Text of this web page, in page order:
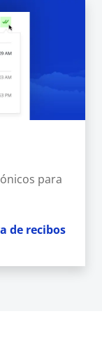
para
de recibos